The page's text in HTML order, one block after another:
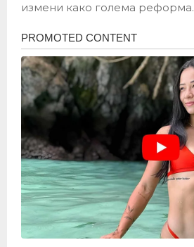
измени како голема реформа.